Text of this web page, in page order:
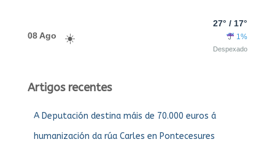
08 Ago
27° / 17°
1%
Despexado
Artigos recentes
A Deputación destina máis de 70.000 euros á
humanización da rúa Carles en Pontecesures